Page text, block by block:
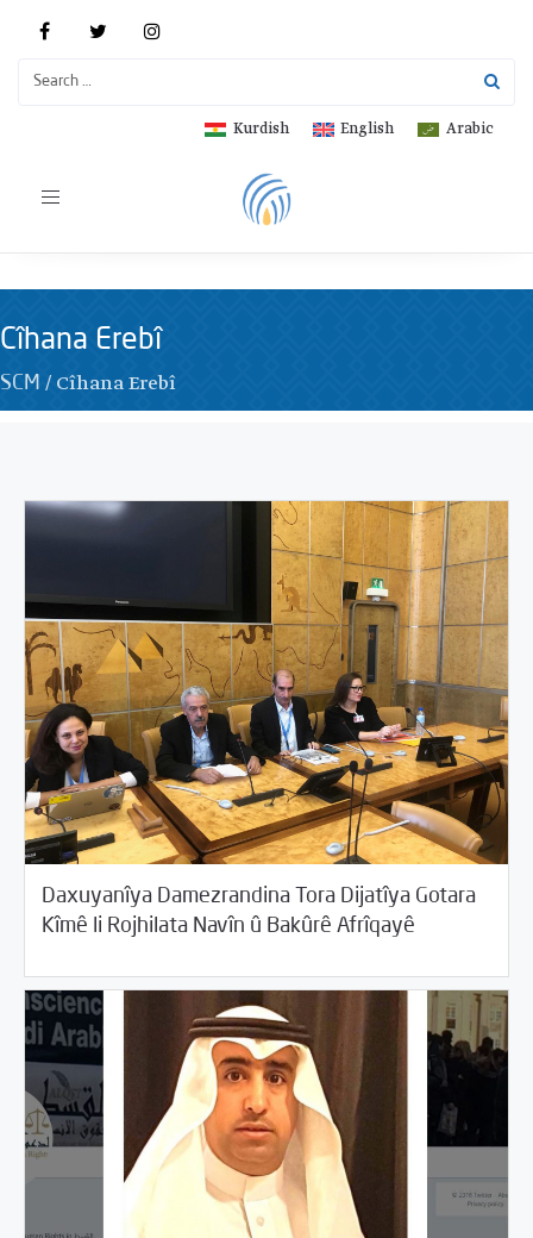
Arabic
English
Kurdish
Toggle
Cîhana Erebî
SCM / Cîhana Erebî
Daxuyanîya Damezrandina Tora Dijatîya Gotara
Kîmê li Rojhilata Navîn û Bakûrê Afrîqayê
25/2019 Cîhana Erebî